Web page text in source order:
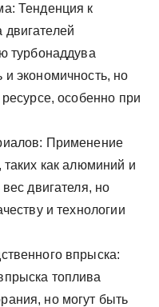
Тенденция к
турбонаддува
экономичность, но
особенно при
Применение
как алюминий и
двигателя, но
и технологии
впрыска:
топлива
но могут быть